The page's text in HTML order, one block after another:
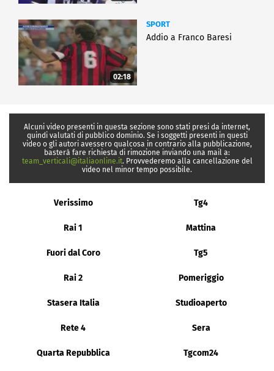
02:18
SPORT
Addio a Franco Baresi
Alcuni video presenti in questa sezione sono stati presi da internet,
quindi valutati di pubblico dominio. Se i soggetti presenti in questi
video o gli autori avessero qualcosa in contrario alla pubblicazione,
basterà fare richiesta di rimozione inviando una mail a:
team_verticali@italiaonline.it. Provvederemo alla cancellazione del
video nel minor tempo possibile.
Verissimo Tg4
Rai 1 Mattina
Fuori dal Coro Tg5
Rai 2 Pomeriggio
Stasera Italia Studioaperto
Rete 4 Sera
Quarta Repubblica Tgcom24